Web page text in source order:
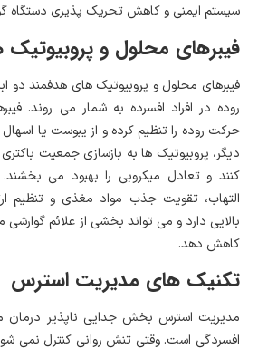
سیستم ایمنی و کاهش تحریک پذیری دستگاه
فیبرهای محلول و
فیبرهای محلول و پروبیوتیک های هدفمند دو
روده در افراد افسرده به شمار می روند.
حرکت روده را تنظیم کرده و از یبوست یا
دیگر، پروبیوتیک ها به بازسازی جمعیت
کنند و تعادل میکروبی را بهبود می
التهاب، تقویت جذب مواد مغذی و تنظیم
بالایی دارد و می تواند بخشی از علائم
کاهش دهد.
تکنیک های مدیریت استرس
مدیریت استرس بخش جدایی ناپذیر درمان
افسردگی است. وقتی تنش روانی کنترل نمی